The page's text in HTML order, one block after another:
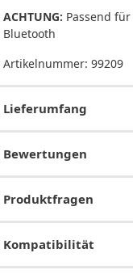
ACHTUNG: Passend
Bluetooth
Artikelnummer: 99209
Lieferumfang
Bewertungen
Produktfragen
Kompatibilität